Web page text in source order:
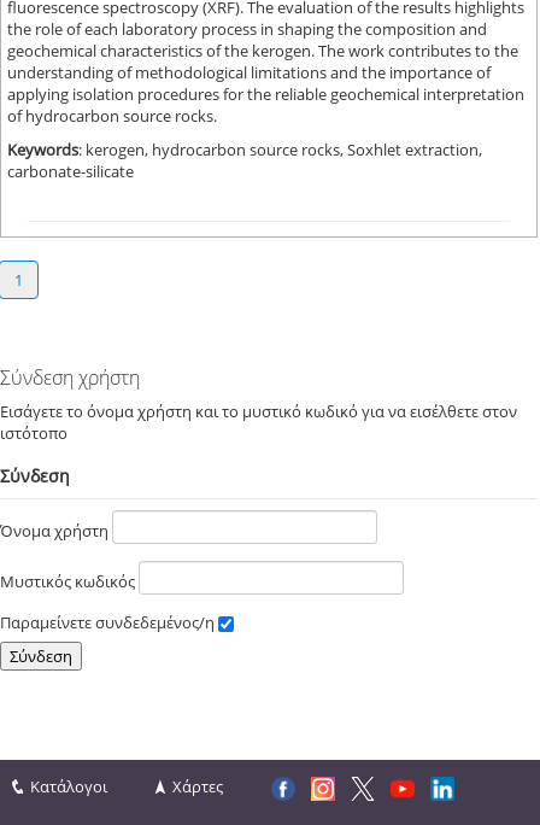
fluorescence spectroscopy (XRF). The evaluation of the results highlights
the role of each laboratory process in shaping the composition and
geochemical characteristics of the kerogen. The work contributes to the
understanding of methodological limitations and the importance of
applying isolation procedures for the reliable geochemical interpretation
of hydrocarbon source rocks.
Keywords: kerogen, hydrocarbon source rocks, Soxhlet extraction,
carbonate-silicate
1
Σύνδεση χρήστη
Εισάγετε το όνομα χρήστη και το μυστικό κωδικό για να εισέλθετε στον
ιστότοπο
Σύνδεση
Όνομα χρήστη
Μυστικός κωδικός
Παραμείνετε συνδεδεμένος/η
Κατάλογοι Χάρτες